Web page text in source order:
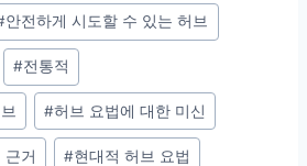
안전하게 시도할 수 있는 허브
#전통적
#허브 요법에 대한 미신
근거 #현대적 허브 요법